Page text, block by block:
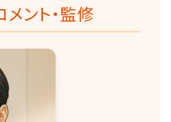
ント・監修